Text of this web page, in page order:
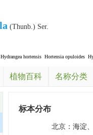
(Thunb.) Ser.
Hydrangea hortensis Hortensia opuloides
植物百科 名称分类
标本分布
北京： 海淀